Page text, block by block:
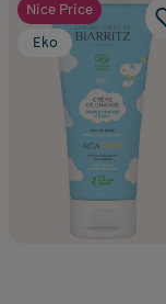
Nice Price
Eko